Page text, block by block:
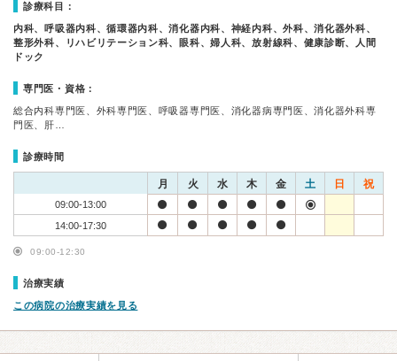
診療科目：
内科、呼吸器内科、循環器内科、消化器内科、神経内科、外科、消化器外科、
整形外科、リハビリテーション科、眼科、婦人科、放射線科、健康診断、人間
ドック
専門医・資格：
総合内科専門医、外科専門医、呼吸器専門医、消化器病専門医、消化器外科専
門医、肝…
診療時間
月 火 水 木 金 土 日 祝
09:00-13:00
14:00-17:30
09:00-12:30
治療実績
この病院の治療実績を見る